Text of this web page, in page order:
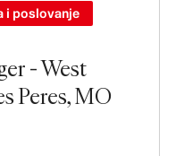
- West
Peres, MO
i poslovanje